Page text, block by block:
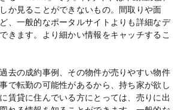
か見ることができないもの。間取りや面
、一般的なポータルサイトよりも詳細なデ
きます。より細かい情報をキャッチするこ
去の成約事例、その物件が売りやすい物件
で転勤の可能性があるから、持ち家が欲し
賃貸に住んでいる方にとっては、売りに出